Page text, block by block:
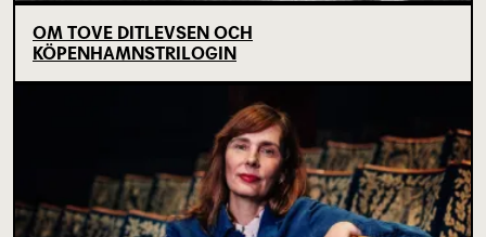
OM TOVE DITLEVSEN OCH
KÖPENHAMNSTRILOGIN